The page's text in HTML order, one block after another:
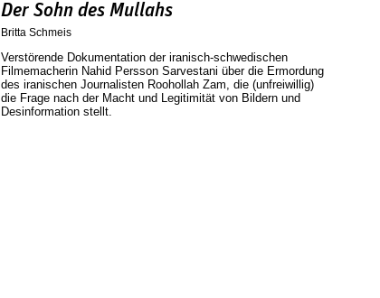
Der Sohn des Mullahs
Britta Schmeis
Verstörende Dokumentation der iranisch-schwedischen
Filmemacherin Nahid Persson Sarvestani über die Ermordung
des iranischen Journalisten Roohollah Zam, die (unfreiwillig)
die Frage nach der Macht und Legitimität von Bildern und
Desinformation stellt.